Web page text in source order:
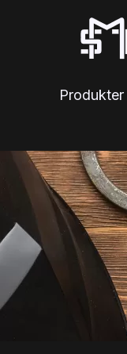
Produkter